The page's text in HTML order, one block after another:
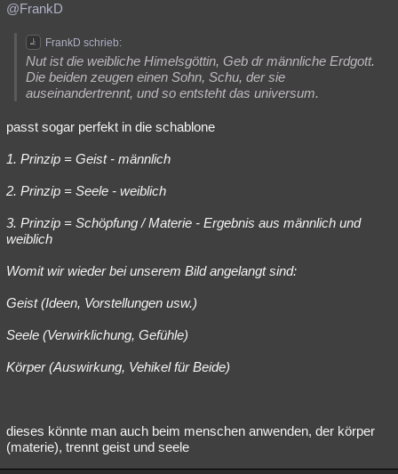
@FrankD
FrankD schrieb:
Nut ist die weibliche Himelsgöttin, Geb dr männliche Erdgott.
Die beiden zeugen einen Sohn, Schu, der sie
auseinandertrennt, und so entsteht das universum.
passt sogar perfekt in die schablone
1. Prinzip = Geist - männlich
2. Prinzip = Seele - weiblich
3. Prinzip = Schöpfung / Materie - Ergebnis aus männlich und
weiblich
Womit wir wieder bei unserem Bild angelangt sind:
Geist (Ideen, Vorstellungen usw.)
Seele (Verwirklichung, Gefühle)
Körper (Auswirkung, Vehikel für Beide)
dieses könnte man auch beim menschen anwenden, der körper
(materie), trennt geist und seele